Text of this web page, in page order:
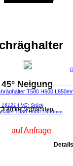
45° Neigung
3Artikel vorhanden
16121 | VE: Stück
T580 H600 L850mm
auf Anfrage
Details